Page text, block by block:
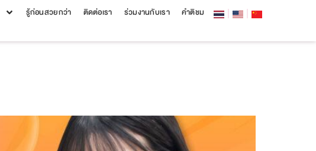
รู้ก่อนสวยกว่า ติดต่อเรา ร่วมงานกับเรา คำติชม